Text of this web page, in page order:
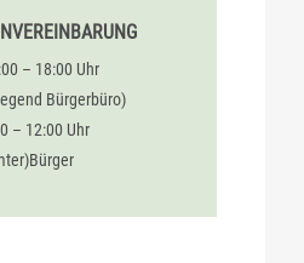
– 18:00 Uhr
Bürgerbüro)
– 12:00 Uhr